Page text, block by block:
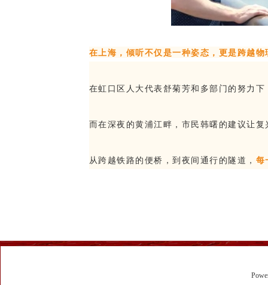
在上海，倾听不仅是一种姿态，更是跨越
在虹口区人大代表舒菊芳和多部门的努力下
而在深夜的黄浦江畔，市民韩曙的建议让
从跨越铁路的便桥，到夜间通行的隧道， 每